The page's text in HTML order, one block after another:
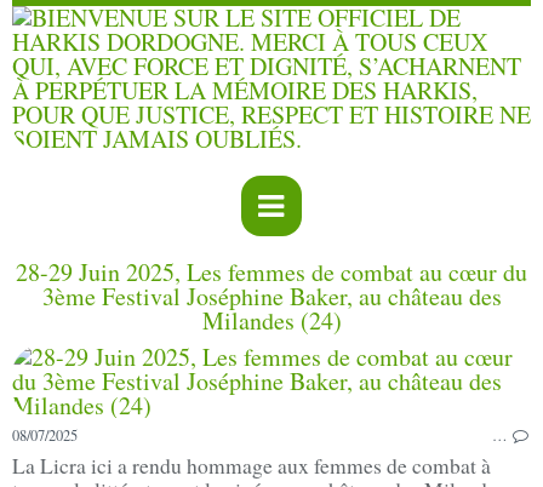
28-29 Juin 2025, Les femmes de combat au cœur du
3ème Festival Joséphine Baker, au château des
Milandes (24)
08/07/2025 …
La Licra ici a rendu hommage aux femmes de combat à